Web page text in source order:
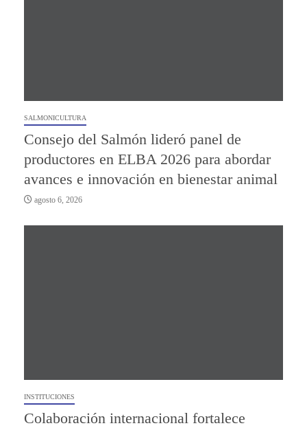
SALMONICULTURA
Consejo del Salmón lideró panel de
productores en ELBA 2026 para abordar
avances e innovación en bienestar animal
agosto 6, 2026
INSTITUCIONES
Colaboración internacional fortalece